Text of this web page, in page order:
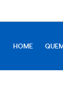
HOME